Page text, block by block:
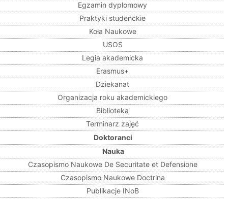
Egzamin dyplomowy
Praktyki studenckie
Koła Naukowe
USOS
Legia akademicka
Erasmus+
Dziekanat
Organizacja roku akademickiego
Biblioteka
Terminarz zajęć
Doktoranci
Nauka
Czasopismo Naukowe De Securitate et Defensione
Czasopismo Naukowe Doctrina
Publikacje INoB